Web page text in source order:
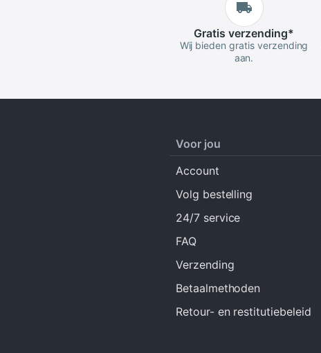
Gratis verzending*
Wij bieden gratis verzending
aan.
Voor jou
Account
Volg bestelling
24/7 service
FAQ
Verzending
Betaalmethoden
Retour- en restitutiebeleid